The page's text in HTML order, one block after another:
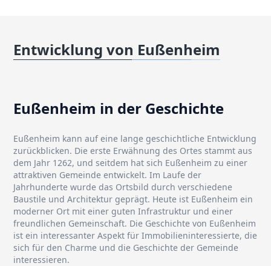
Entwicklung von Eußenheim
Eußenheim in der Geschichte
Eußenheim kann auf eine lange geschichtliche Entwicklung
zurückblicken. Die erste Erwähnung des Ortes stammt aus
dem Jahr 1262, und seitdem hat sich Eußenheim zu einer
attraktiven Gemeinde entwickelt. Im Laufe der
Jahrhunderte wurde das Ortsbild durch verschiedene
Baustile und Architektur geprägt. Heute ist Eußenheim ein
moderner Ort mit einer guten Infrastruktur und einer
freundlichen Gemeinschaft. Die Geschichte von Eußenheim
ist ein interessanter Aspekt für Immobilieninteressierte, die
sich für den Charme und die Geschichte der Gemeinde
interessieren.